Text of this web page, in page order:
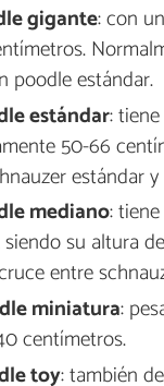
gigante: con
poodle estándar.
estándar:
50-66
estándar
mediano:
su altura
entre
miniatura:
centímetros.
toy: también